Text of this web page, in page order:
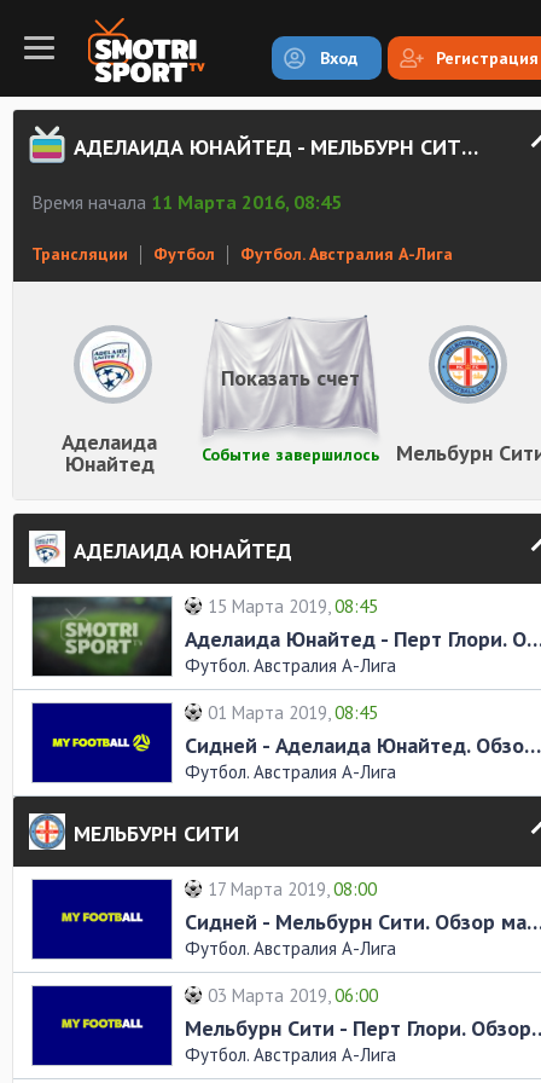
Вход Регистрация
АДЕЛАИДА ЮНАЙТЕД - МЕЛЬБУРН СИТИ СМОТРЕТЬ ОНЛАЙН
Время начала 11 Марта 2016, 08:45
Трансляции Футбол Футбол. Австралия А-Лига
Аделаида
Юнайтед Мельбурн
Событие завершилось
Показать счет
АДЕЛАИДА ЮНАЙТЕД
15 Марта 2019,08:45
Аделаида Юнайтед - Перт
Футбол. Австралия А-Лига
01 Марта 2019,08:45
Сидней - Аделаида Юнайтед. Обзор матча
Футбол. Австралия А-Лига
МЕЛЬБУРН СИТИ
17 Марта 2019,08:00
Сидней - Мельбурн
Футбол. Австралия А-Лига
03 Марта 2019,06:00
Мельбурн
Футбол. Австралия А-Лига